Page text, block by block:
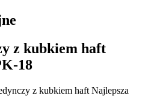
z kubkiem haft
18
z kubkiem haft Najlepsza